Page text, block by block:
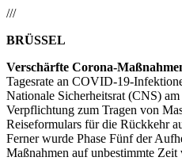
///
BRÜSSEL
Verschärfte Corona-
Tagesrate an COVID-19-
Nationale Sicherheitsrat (CNS)
Verpflichtung zum Tragen von
Reiseformulars für die Rückkehr
Ferner wurde Phase Fünf der
Maßnahmen auf unbestimmte Zeit